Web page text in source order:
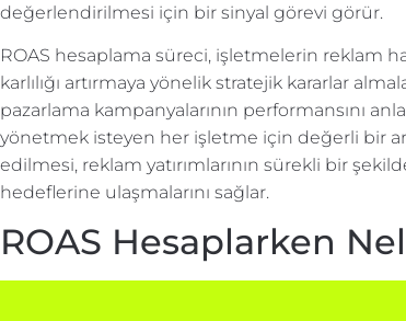
değerlendirilmesi için bir sinyal görevi görür.
ROAS hesaplama süreci, işletmelerin reklam
karlılığı artırmaya yönelik stratejik kararlar
pazarlama kampanyalarının performansını
yönetmek isteyen her işletme için değerli bir
edilmesi, reklam yatırımlarının sürekli bir
hedeflerine ulaşmalarını sağlar.
ROAS Hesaplarken